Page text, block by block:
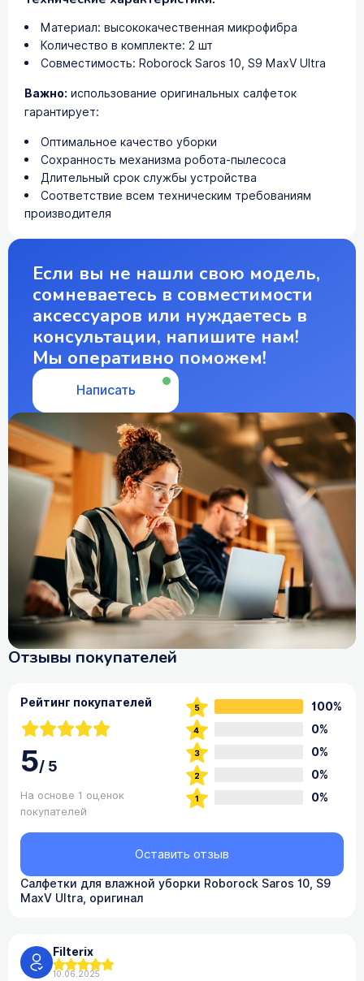
Материал: высококачественная микрофибра
Количество в комплекте: 2 шт
Совместимость: Roborock Saros 10, S9 MaxV Ultra
Важно: использование оригинальных салфеток
гарантирует:
Оптимальное качество уборки
Сохранность механизма робота-пылесоса
Длительный срок службы устройства
Соответствие всем техническим требованиям
производителя
Если вы не нашли свою модель,
сомневаетесь в совместимости
аксессуаров или нуждаетесь в
консультации, напишите нам!
Мы оперативно поможем!
Написать
Отзывы покупателей
Рейтинг покупателей
5/5
На основе 1 оценок
покупателей
100%
0%
0%
0%
0%
Салфетки для влажной уборки Roborock Saros 10, S9
MaxV Ultra, оригинал
Оставить отзыв
Filterix
10.06.2025